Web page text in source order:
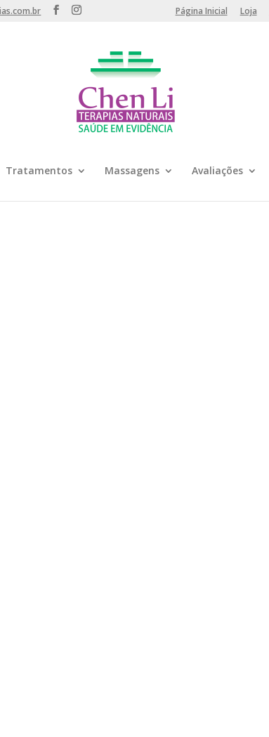
Página Inicial Loja
Tratamentos Massagens Avaliações